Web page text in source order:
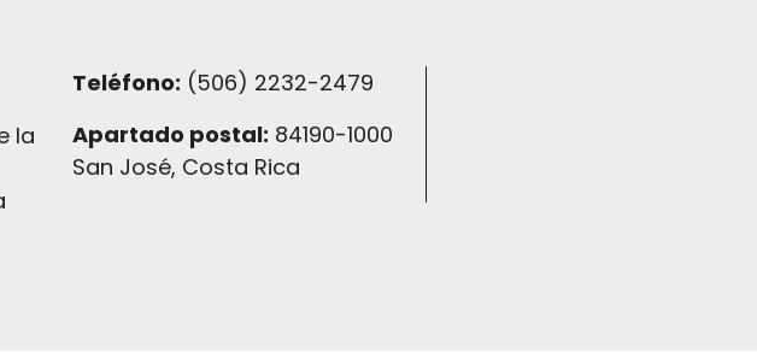
la
Teléfono: (506) 2232-2479
Apartado postal: 84190-1000
San José, Costa Rica